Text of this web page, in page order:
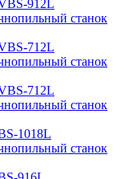
912L
станок
712L
станок
712L
станок
1018L
станок